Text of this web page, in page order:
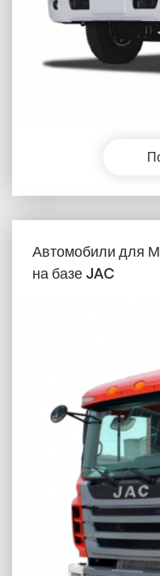
Автомобили для
на базе JAC